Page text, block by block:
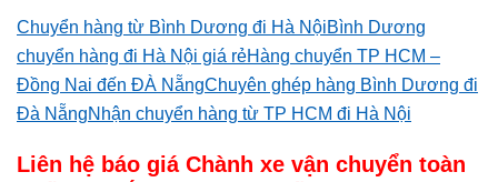
Chuyển hàng từ Bình Dương đi Hà NộiBình Dương
chuyển hàng đi Hà Nội giá rẻHàng chuyển TP HCM –
Đồng Nai đến ĐÀ NẵngChuyên ghép hàng Bình Dương đi
Đà NẵngNhận chuyển hàng từ TP HCM đi Hà Nội
Liên hệ báo giá Chành xe vận chuyển toàn